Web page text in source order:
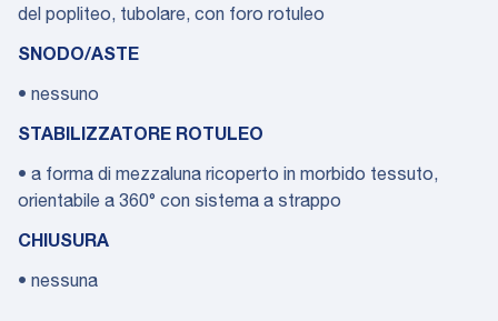
del popliteo, tubolare, con foro rotuleo
SNODO/ASTE
• nessuno
STABILIZZATORE ROTULEO
• a forma di mezzaluna ricoperto in morbido tessuto,
orientabile a 360° con sistema a strappo
CHIUSURA
• nessuna